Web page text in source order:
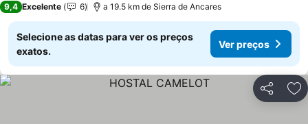
9,4 Excelente 6 a 19.5 km de Sierra de Ancares
Selecione as datas para ver os preços
exatos.
Ver preços
Partilhar